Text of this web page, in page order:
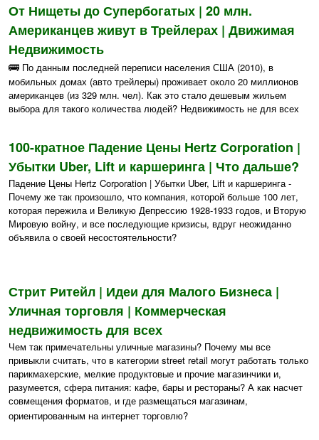
От Нищеты до Супербогатых | 20 млн.
Американцев живут в Трейлерах | Движимая
Недвижимость
🚌 По данным последней переписи населения США (2010), в
мобильных домах (авто трейлеры) проживает около 20 миллионов
американцев (из 329 млн. чел). Как это стало дешевым жильем
выбора для такого количества людей? Недвижимость не для всех
100-кратное Падение Цены Hertz Corporation |
Убытки Uber, Lift и каршеринга | Что дальше?
Падение Цены Hertz Corporation | Убытки Uber, Lift и каршеринга -
Почему же так произошло, что компания, которой больше 100 лет,
которая пережила и Великую Депрессию 1928-1933 годов, и Вторую
Мировую войну, и все последующие кризисы, вдруг неожиданно
объявила о своей несостоятельности?
Стрит Ритейл | Идеи для Малого Бизнеса |
Уличная торговля | Коммерческая
недвижимость для всех
Чем так примечательны уличные магазины? Почему мы все
привыкли считать, что в категории street retail могут работать только
парикмахерские, мелкие продуктовые и прочие магазинчики и,
разумеется, сфера питания: кафе, бары и рестораны? А как насчет
совмещения форматов, и где размещаться магазинам,
ориентированным на интернет торговлю?